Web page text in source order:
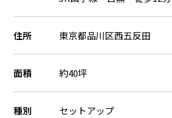
住所 東京都品川区西五反田
面積 約40坪
種別 セットアップ